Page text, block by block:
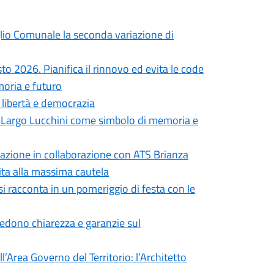
Comunale la seconda variazione di
2026. Pianifica il rinnovo ed evita le code
e futuro
e democrazia
Lucchini come simbolo di memoria e
in collaborazione con ATS Brianza
alla massima cautela
racconta in un pomeriggio di festa con le
chiarezza e garanzie sul
Governo del Territorio: l’Architetto